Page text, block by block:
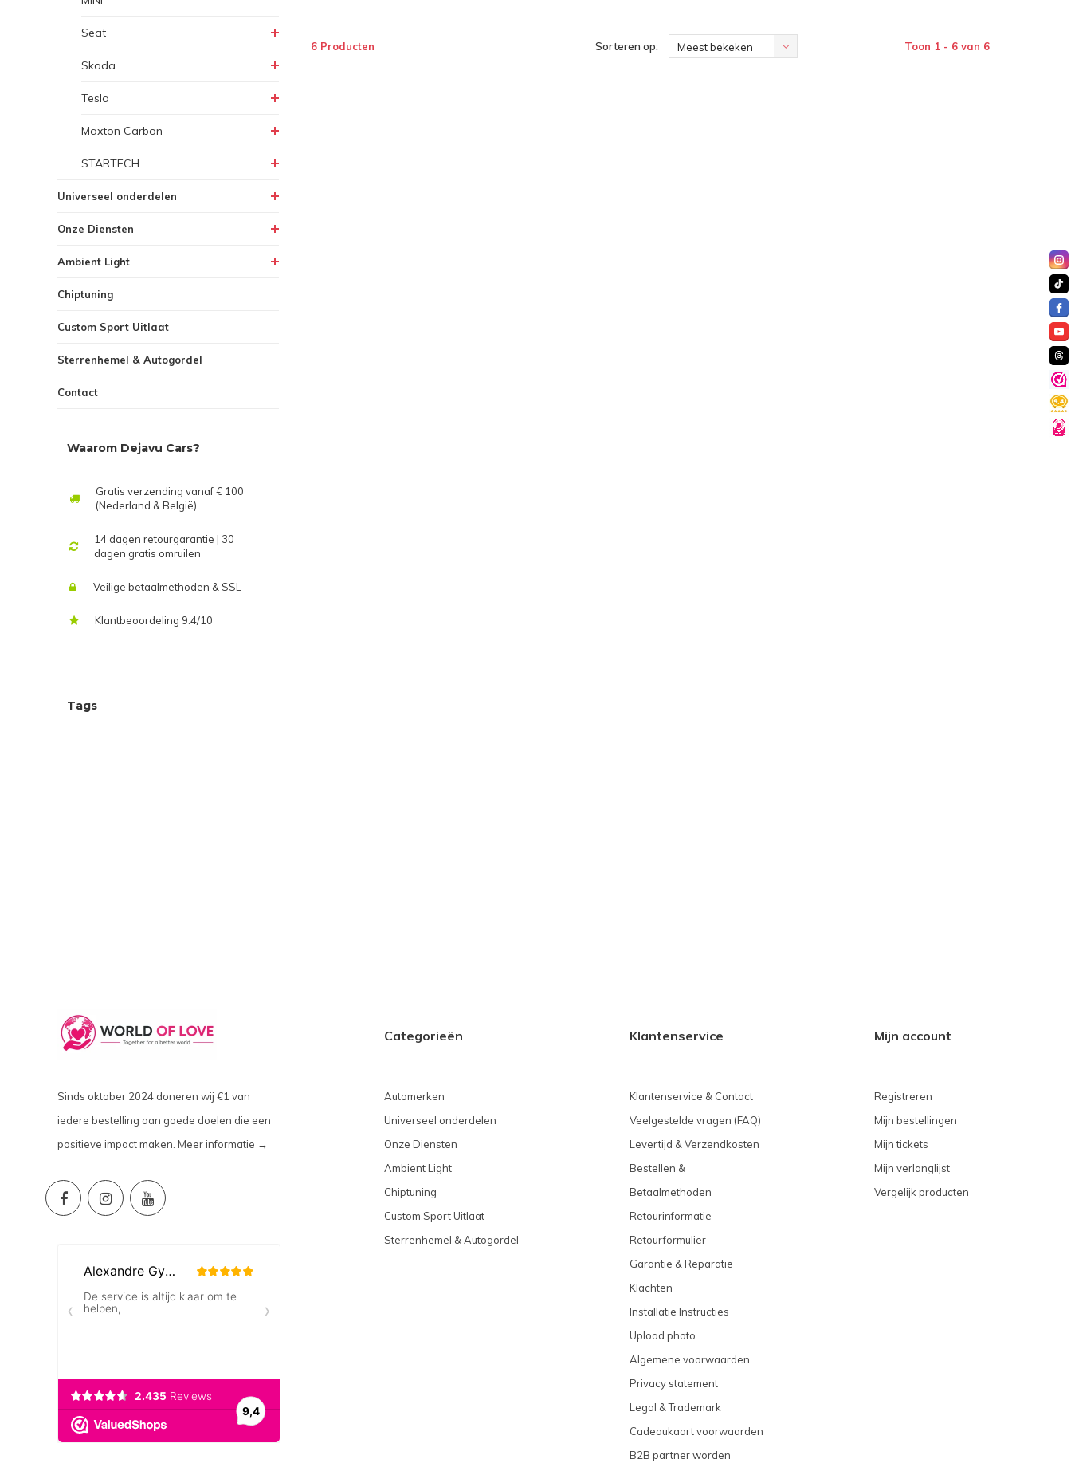
Seat
Skoda
Tesla
Maxton Carbon
STARTECH
Universeel onderdelen
Onze Diensten
Ambient Light
Chiptuning
Custom Sport Uitlaat
Sterrenhemel & Autogordel
Contact
Waarom Dejavu Cars?
Gratis verzending vanaf € 100
(Nederland & België)
14 dagen retourgarantie | 30
dagen gratis omruilen
Veilige betaalmethoden & SSL
Klantbeoordeling 9.4/10
Tags
6 Producten Sorteren op: Meest bekeken Toon 1 - 6 van 6
Sinds oktober 2024 doneren wij €1 van
iedere bestelling aan goede doelen die een
positieve impact maken. Meer informatie →
Categorieën
Automerken
Universeel onderdelen
Onze Diensten
Ambient Light
Chiptuning
Custom Sport Uitlaat
Sterrenhemel & Autogordel
Klantenservice
Klantenservice & Contact
Veelgestelde vragen (FAQ)
Levertijd & Verzendkosten
Bestellen &
Betaalmethoden
Retourinformatie
Retourformulier
Garantie & Reparatie
Klachten
Installatie Instructies
Upload photo
Algemene voorwaarden
Privacy statement
Legal & Trademark
Cadeaukaart voorwaarden
B2B partner worden
Mijn account
Registreren
Mijn bestellingen
Mijn tickets
Mijn verlanglijst
Vergelijk producten